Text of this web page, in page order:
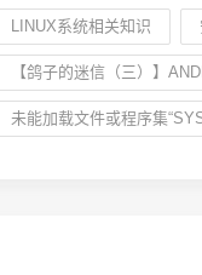
LINUX系统相关知识
【鸽子的迷信（三）】
未能加载文件或程序集